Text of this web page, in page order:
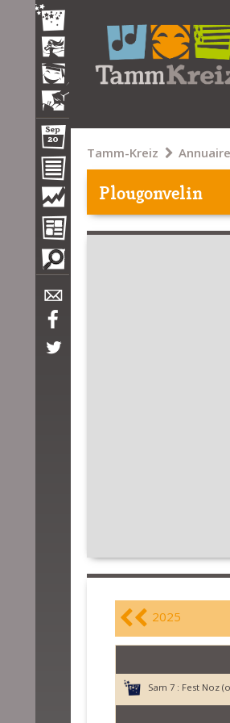
Tamm-Kreiz Annuaire
Plougonvelin
2025
Sam 7 : Fest Noz